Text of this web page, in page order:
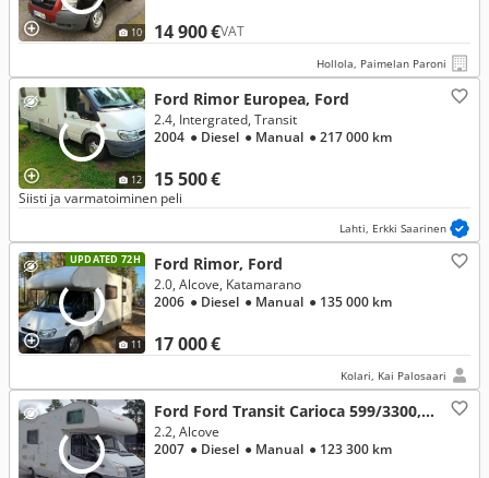
10 14 900 €VAT
Hollola, Paimelan Paroni
12
Ford Rimor Europea, Ford
15 500 €
2.4, Intergrated, Transit
2004 ● Diesel ● Manual ● 217 000 km
Siisti ja varmatoiminen peli
Lahti, Erkki Saarinen
UPDATED 72H
11
Ford Rimor, Ford
17 000 €
2.0, Alcove, Katamarano
2006 ● Diesel ● Manual ● 135 000 km
Kolari, Kai Palosaari
Ford Ford Transit Carioca 599/3300, Ford
2.2, Alcove
2007 ● Diesel ● Manual ● 123 300 km